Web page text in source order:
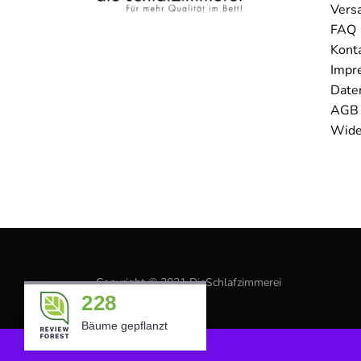
FAQ
AGB
Copyright © 2021 DieSchlafzimmerei
228
Bäume gepflanzt